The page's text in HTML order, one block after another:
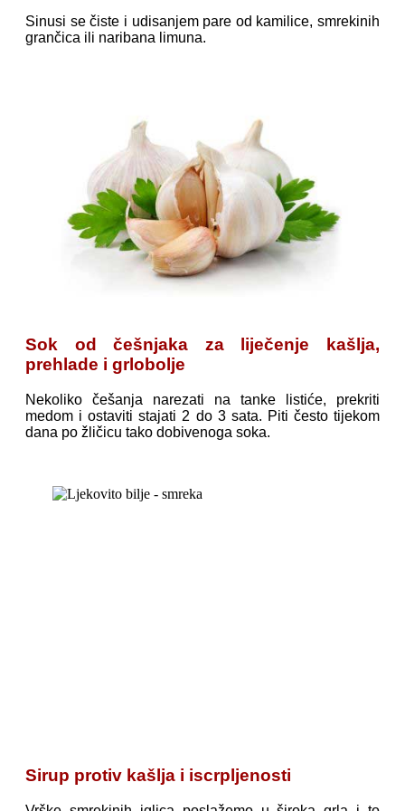
Sinusi se čiste i udisanjem pare od kamilice, smrekinih
grančica ili naribana limuna.
Sok od češnjaka za liječenje kašlja,
prehlade i grlobolje
Nekoliko češanja narezati na tanke listiće, prekriti
medom i ostaviti stajati 2 do 3 sata. Piti često tijekom
dana po žličicu tako dobivenoga soka.
Sirup protiv kašlja i iscrpljenosti